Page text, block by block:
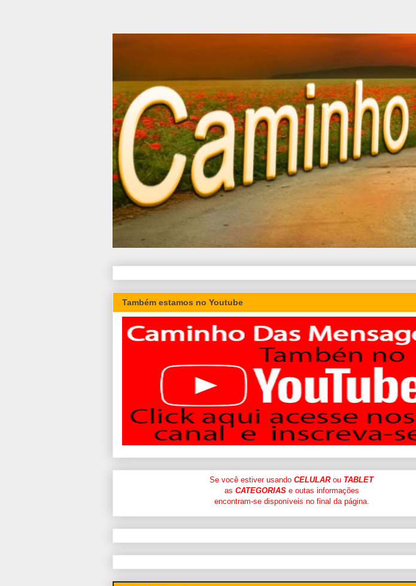
Também estamos no Youtube
Se você estiver usando CELULARou TABLET
as CATEGORIASe outas informações
encontram-se disponíveis no final da página.